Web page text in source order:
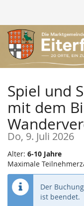
Inhalt
springen
Spiel und
mit dem
Do, 9. Juli 2026
Alter: 6-10 Jahre
Maximale
Der
ist beendet.